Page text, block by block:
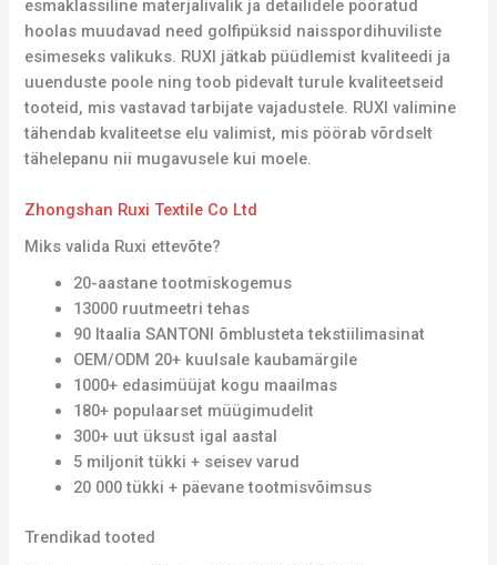
esmaklassiline materjalivalik ja detailidele pööratud
hoolas muudavad need golfipüksid naisspordihuviliste
esimeseks valikuks. RUXI jätkab püüdlemist kvaliteedi ja
uuenduste poole ning toob pidevalt turule kvaliteetseid
tooteid, mis vastavad tarbijate vajadustele. RUXI valimine
tähendab kvaliteetse elu valimist, mis pöörab võrdselt
tähelepanu nii mugavusele kui moele.
Zhongshan Ruxi Textile Co Ltd
Miks valida Ruxi ettevõte?
20-aastane tootmiskogemus
13000 ruutmeetri tehas
90 Itaalia SANTONI õmblusteta tekstiilimasinat
OEM/ODM 20+ kuulsale kaubamärgile
1000+ edasimüüjat kogu maailmas
180+ populaarset müügimudelit
300+ uut üksust igal aastal
5 miljonit tükki + seisev varud
20 000 tükki + päevane tootmisvõimsus
Trendikad tooted